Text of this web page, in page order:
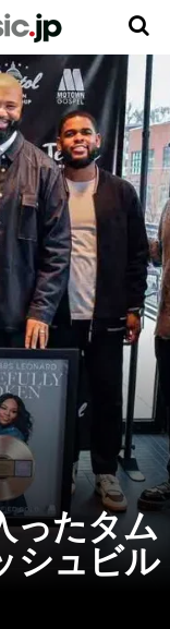
ったタム
シュビル